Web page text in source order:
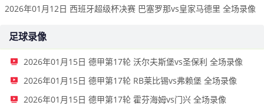
2026年01月12日 西班牙超级杯决赛 巴塞罗那vs皇家马德里 全场录像
足球录像
2026年01月15日 德甲第17轮 沃尔夫斯堡vs圣保利 全场录像
2026年01月15日 德甲第17轮 RB莱比锡vs弗赖堡 全场录像
2026年01月15日 德甲第17轮 霍芬海姆vs门兴 全场录像